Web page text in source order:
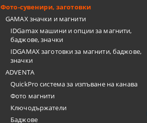
Фото-сувенири, заготовки
GAMAX значки и магнити
IDGamax машини и опции за магнити,
баджове, значки
IDGAMAX заготовки за магнити, баджове,
значки
ADVENTA
QuickPro система за изпъване на канава
Фото магнити
Ключодържатели
Баджове